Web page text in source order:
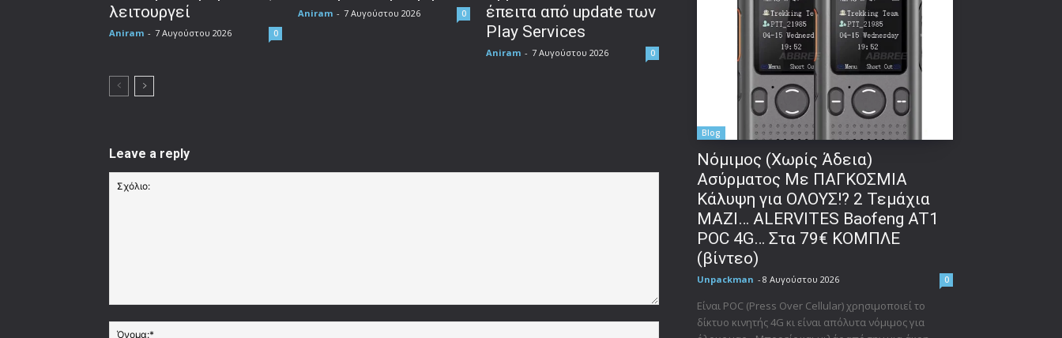
λειτουργεί
Aniram - 7 Αυγούστου 2026 0
Aniram - 7 Αυγούστου 2026 0
έπειτα από update των
Play Services
Aniram - 7 Αυγούστου 2026 0
Leave a reply
Όνομα:*
Blog
Νόμιμος (Χωρίς Άδεια)
Ασύρματος Με ΠΑΓΚΟΣΜΙΑ
Κάλυψη για ΟΛΟΥΣ!? 2 Τεμάχια
ΜΑΖΙ… ALERVITES Baofeng AT1
POC 4G… Στα 79€ ΚΟΜΠΛΕ
(βίντεο)
Unpackman - 8 Αυγούστου 2026 0
Είναι POC (Press Over Cellular) χρησιμοποιεί το
δίκτυο κινητής 4G κι είναι απόλυτα νόμιμος για